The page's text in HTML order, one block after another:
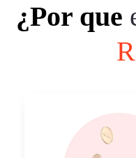
¿Por que